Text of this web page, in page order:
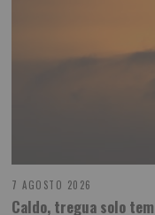
7 AGOSTO 2026
Caldo, tregua solo